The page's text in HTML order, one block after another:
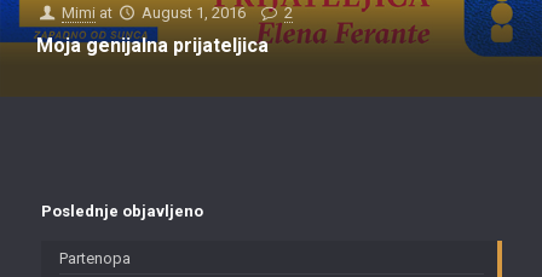
Mimi at August 1, 2016 2
Moja genijalna prijateljica
Poslednje objavljeno
Partenopa